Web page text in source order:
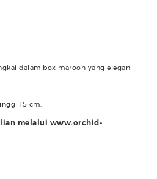
dalam box maroon yang elegan
15 cm.
melalui www.orchid-